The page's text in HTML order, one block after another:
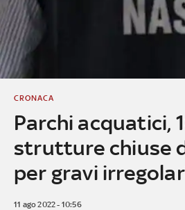
Parchi acquatici,
strutture chiuse
per gravi
CRONACA
11 ago 2022 - 10:56